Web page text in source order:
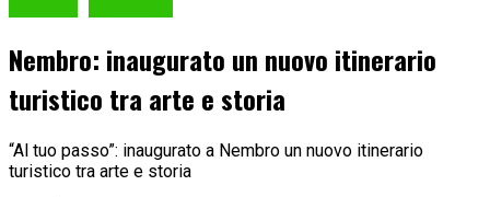
Nembro: inaugurato un nuovo itinerario
turistico tra arte e storia
“Al tuo passo”: inaugurato a Nembro un nuovo itinerario
turistico tra arte e storia